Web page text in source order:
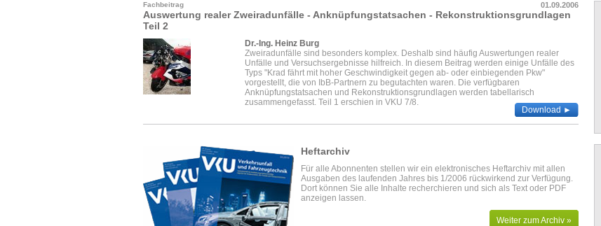
01.09.2006
Fachbeitrag
Auswertung realer Zweiradunfälle - Anknüpfungstatsachen - Rekonstruktionsgrundlagen
Teil 2
Dr.-Ing. Heinz Burg
Zweiradunfälle sind besonders komplex. Deshalb sind häufig Auswertungen realer
Unfälle und Versuchsergebnisse hilfreich. In diesem Beitrag werden einige Unfälle des
Typs "Krad fährt mit hoher Geschwindigkeit gegen ab- oder einbiegenden Pkw"
vorgestellt, die von IbB-Partnern zu begutachten waren. Die verfügbaren
Anknüpfungstatsachen und Rekonstruktionsgrundlagen werden tabellarisch
zusammengefasst. Teil 1 erschien in VKU 7/8.
Download ►
Heftarchiv
Für alle Abonnenten stellen wir ein elektronisches Heftarchiv mit allen
Ausgaben des laufenden Jahres bis 1/2006 rückwirkend zur Verfügung.
Dort können Sie alle Inhalte recherchieren und sich als Text oder PDF
anzeigen lassen.
Weiter zum Archiv »